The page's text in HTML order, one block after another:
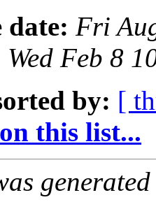
date: Fri
Wed Feb 8
by: [
this list...